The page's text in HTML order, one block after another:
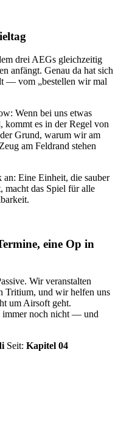
drei AEGs gleichzeitig
anfängt. Genau da hat sich
— vom „bestellen wir mal
Wenn bei uns etwas
kommt es in der Regel von
Grund, warum wir am
am Feldrand stehen
Eine Einheit, die sauber
macht das Spiel für alle
eine Op in
Wir veranstalten
Tritium, und wir helfen uns
um Airsoft geht.
immer noch nicht — und
Seit: Kapitel 04